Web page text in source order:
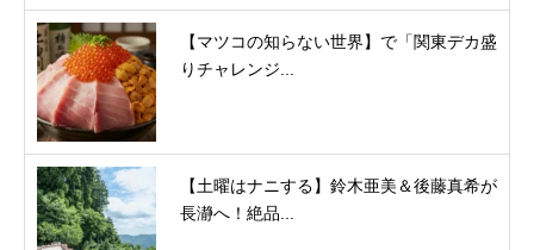
【マツコの知らない世界】で「関東デカ盛
りチャレンジ...
【土曜はナニする】鈴木亜美＆後藤真希が
長瀞へ！絶品...